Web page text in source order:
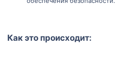
Как это происходит:​